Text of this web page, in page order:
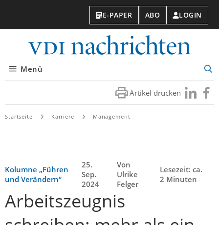
E-PAPER ABO LOGIN
Menü
Artikel drucken Besuchen
Sie
Sie
Startseite Karriere Management
Kolumne „Führen
und Verändern“
25.
Sep.
2024
Von
Ulrike
Felger
Lesezeit: ca.
2 Minuten
Arbeitszeugnis